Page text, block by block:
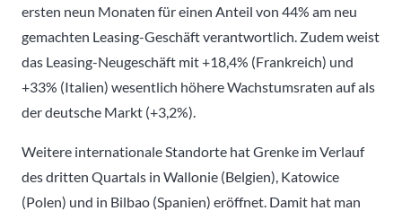
ersten neun Monaten für einen Anteil von 44% am neu
gemachten Leasing-Geschäft verantwortlich. Zudem weist
das Leasing-Neugeschäft mit +18,4% (Frankreich) und
+33% (Italien) wesentlich höhere Wachstumsraten auf als
der deutsche Markt (+3,2%).
Weitere internationale Standorte hat Grenke im Verlauf
des dritten Quartals in Wallonie (Belgien), Katowice
(Polen) und in Bilbao (Spanien) eröffnet. Damit hat man